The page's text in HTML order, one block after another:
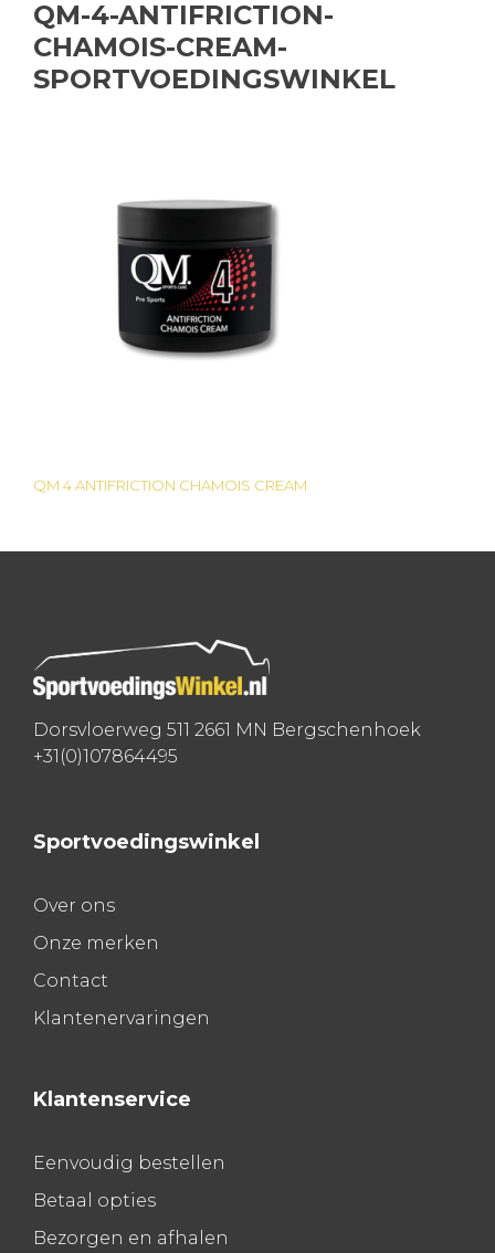
QM-4-ANTIFRICTION-
CHAMOIS-CREAM-
SPORTVOEDINGSWINKEL
Bericht
navigatie
QM 4 ANTIFRICTION CHAMOIS CREAM
Dorsvloerweg 511 2661 MN Bergschenhoek
+31(0)107864495
Sportvoedingswinkel
Over ons
Onze merken
Contact
Klantenervaringen
Klantenservice
Eenvoudig bestellen
Betaal opties
Bezorgen en afhalen